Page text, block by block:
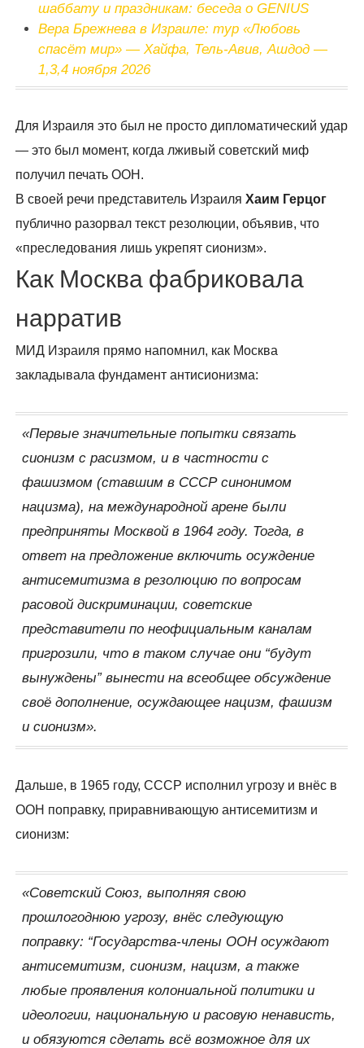
шаббату и праздникам: беседа о GENIUS
Вера Брежнева в Израиле: тур «Любовь
спасёт мир» — Хайфа, Тель-Авив, Ашдод —
1,3,4 ноября 2026
Для Израиля это был не просто дипломатический удар
— это был момент, когда лживый советский миф
получил печать ООН.
В своей речи представитель ИзраиляХаим Герцог
публично разорвал текст резолюции, объявив, что
«преследования лишь укрепят сионизм».
Как Москва фабриковала
нарратив
МИД Израиля прямо напомнил, как Москва
закладывала фундамент антисионизма:
«Первые значительные попытки связать
сионизм с расизмом, и в частности с
фашизмом (ставшим в СССР синонимом
нацизма), на международной арене были
предприняты Москвой в 1964 году. Тогда, в
ответ на предложение включить осуждение
антисемитизма в резолюцию по вопросам
расовой дискриминации, советские
представители по неофициальным каналам
пригрозили, что в таком случае они “будут
вынуждены” вынести на всеобщее обсуждение
своё дополнение, осуждающее нацизм, фашизм
и сионизм».
Дальше, в 1965 году, СССР исполнил угрозу и внёс в
ООН поправку, приравнивающую антисемитизм и
сионизм:
«Советский Союз, выполняя свою
прошлогоднюю угрозу, внёс следующую
поправку: “Государства-члены ООН осуждают
антисемитизм, сионизм, нацизм, а также
любые проявления колониальной политики и
идеологии, национальную и расовую ненависть,
и обязуются сделать всё возможное для их